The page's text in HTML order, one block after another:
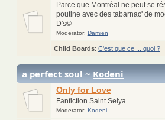
Parce que Montréal ne peut se
poutine avec des tabarnac' de
D's©
Moderator: Damien
Child Boards: C'est que ce ... quoi ?
a perfect soul ~Kodeni
Only for Love
Fanfiction Saint Seiya
Moderator: Kodeni